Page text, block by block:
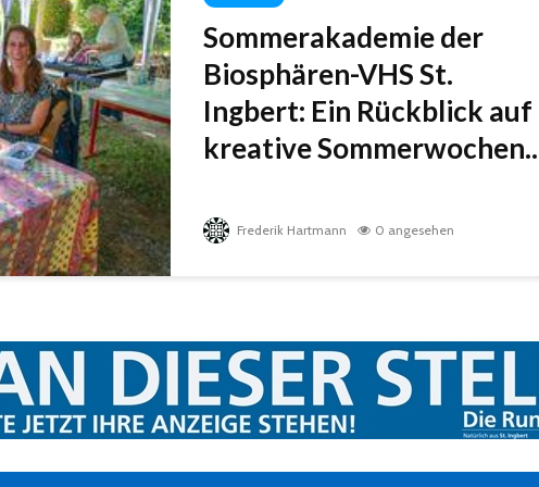
Sommerakademie der
Biosphären-VHS St.
Ingbert: Ein Rückblick auf
kreative
Frederik Hartmann 0 angesehen